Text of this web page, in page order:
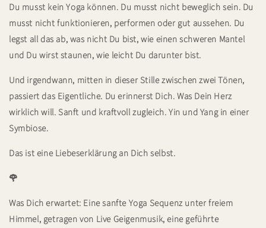
Du musst kein Yoga können. Du musst nicht beweglich sein. Du
musst nicht funktionieren, performen oder gut aussehen. Du
legst all das ab, was nicht Du bist, wie einen schweren Mantel
und Du wirst staunen, wie leicht Du darunter bist.
Und irgendwann, mitten in dieser Stille zwischen zwei Tönen,
passiert das Eigentliche. Du erinnerst Dich. Was Dein Herz
wirklich will. Sanft und kraftvoll zugleich. Yin und Yang in einer
Symbiose.
Das ist eine Liebeserklärung an Dich selbst.
🌹
Was Dich erwartet: Eine sanfte Yoga Sequenz unter freiem
Himmel, getragen von Live Geigenmusik, eine geführte